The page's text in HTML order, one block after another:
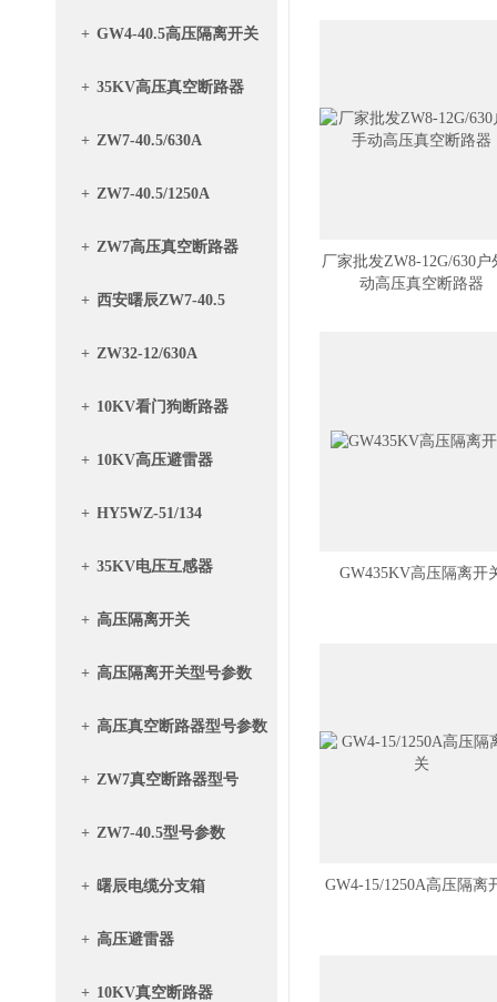
+ GW4-40.5高压隔离开关
+ 35KV高压真空断路器
+ ZW7-40.5/630A
+ ZW7-40.5/1250A
+ ZW7高压真空断路器
+ 西安曙辰ZW7-40.5
+ ZW32-12/630A
+ 10KV看门狗断路器
+ 10KV高压避雷器
+ HY5WZ-51/134
+ 35KV电压互感器
+ 高压隔离开关
+ 高压隔离开关型号参数
+ 高压真空断路器型号参数
+ ZW7真空断路器型号
+ ZW7-40.5型号参数
+ 曙辰电缆分支箱
+ 高压避雷器
+ 10KV真空断路器
厂家批发ZW8-12G/630户
动高压真空断路器
GW435KV高压隔离开
GW4-15/1250A高压隔离